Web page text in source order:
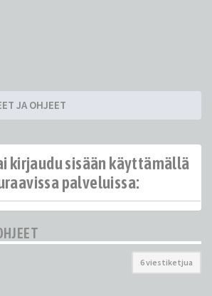
JA OHJEET
kirjaudu sisään käyttämällä
palveluissa:
6 viestiketjua